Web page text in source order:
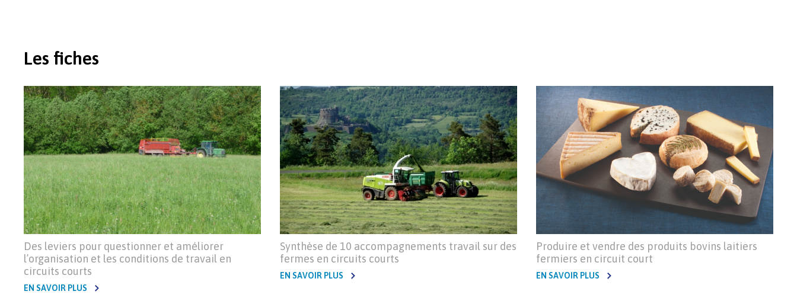
Les fiches
Des leviers pour questionner et améliorer
l’organisation et les conditions de travail en
circuits courts
EN SAVOIR PLUS
Synthèse de 10 accompagnements travail sur des
fermes en circuits courts
EN SAVOIR PLUS
Produire et vendre des produits bovins laitiers
fermiers en circuit court
EN SAVOIR PLUS